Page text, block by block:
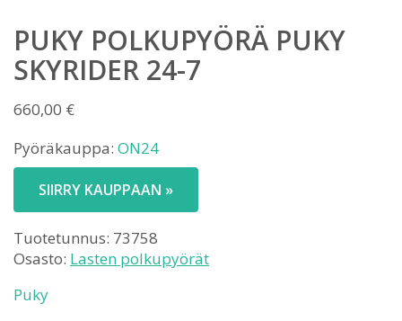
PUKY POLKUPYÖRÄ PUKY
SKYRIDER 24-7
660,00 €
Pyöräkauppa: ON24
SIIRRY KAUPPAAN »
Tuotetunnus: 73758
Osasto: Lasten polkupyörät
Puky